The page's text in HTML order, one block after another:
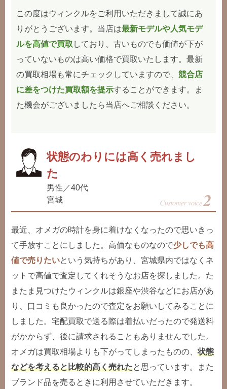
この度はウィンクルをご利用いただきまして誠にあ
りがとうございます。当店は最新モデルや人気モデ
ルを高値で買取 しており、古いものでも価値が下が
っていないものは高い価格で買取いたします。最新
の買取相場も常にチェックしていますので、競合店
に差をつけた買取額を提示することができます。ま
た機会がございましたら当店へご相談ください。
状態のわりには高く売れまし
た
男性／40代
宮城
最近、オメガの時計を身に着けなくなったので思いきっ
て手放すことにしました。高価なものなので少しでも高
値で売りたいという気持ちがあり、宮城県内ではなくネ
ットで高値で査定してくれそうなお店を探しました。た
またま見つけたウィンクルは銀座や渋谷などにお店があ
り、口コミも良かったので査定をお願いしてみることに
しました。宅配買取で送る際は着払いだったので発送料
がかからず、後に請求されることもありませんでした。
オメガは買取相場よりも下がってしまったものの、状態
などを考えると比較的高く売れたと思っています。また
ブランド品を売るときに利用させていただきます。